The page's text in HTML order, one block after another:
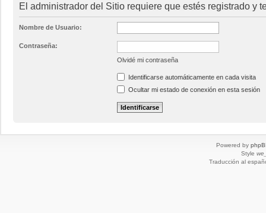
El administrador del Sitio requiere que estés registrado y
Nombre de Usuario:
Contraseña:
Olvidé mi contraseña
Identificarse automáticamente en cada visita
Ocultar mi estado de conexión en esta sesión
Powered by
Style
Traducción al